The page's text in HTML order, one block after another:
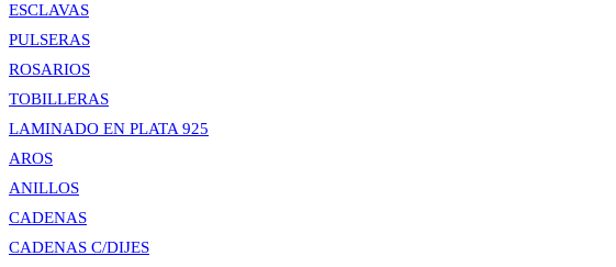
ESCLAVAS
PULSERAS
ROSARIOS
TOBILLERAS
LAMINADO EN PLATA 925
AROS
ANILLOS
CADENAS
CADENAS C/DIJES